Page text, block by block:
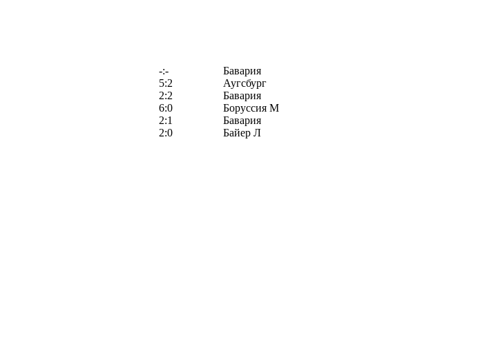
-:-
Бавария
5:2
Аугсбург
2:2
Бавария
6:0
Боруссия М
2:1
Бавария
2:0
Байер Л